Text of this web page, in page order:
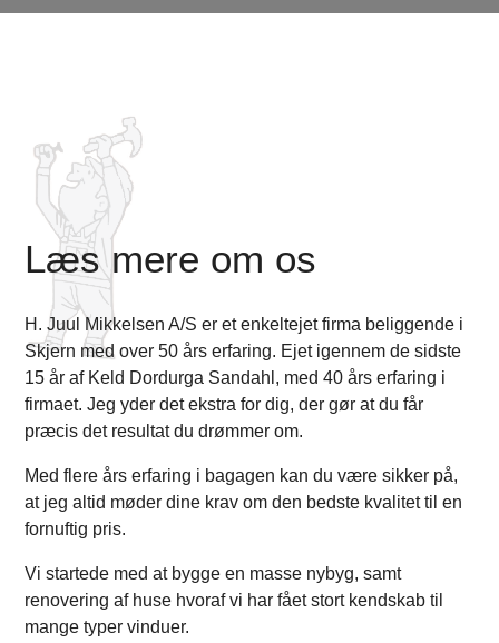
Læs mere om os
H. Juul Mikkelsen A/S er et enkeltejet firma beliggende i
Skjern med over 50 års erfaring. Ejet igennem de sidste
15 år af Keld Dordurga Sandahl, med 40 års erfaring i
firmaet. Jeg yder det ekstra for dig, der gør at du får
præcis det resultat du drømmer om.
Med flere års erfaring i bagagen kan du være sikker på,
at jeg altid møder dine krav om den bedste kvalitet til en
fornuftig pris.
Vi startede med at bygge en masse nybyg, samt
renovering af huse hvoraf vi har fået stort kendskab til
mange typer vinduer.